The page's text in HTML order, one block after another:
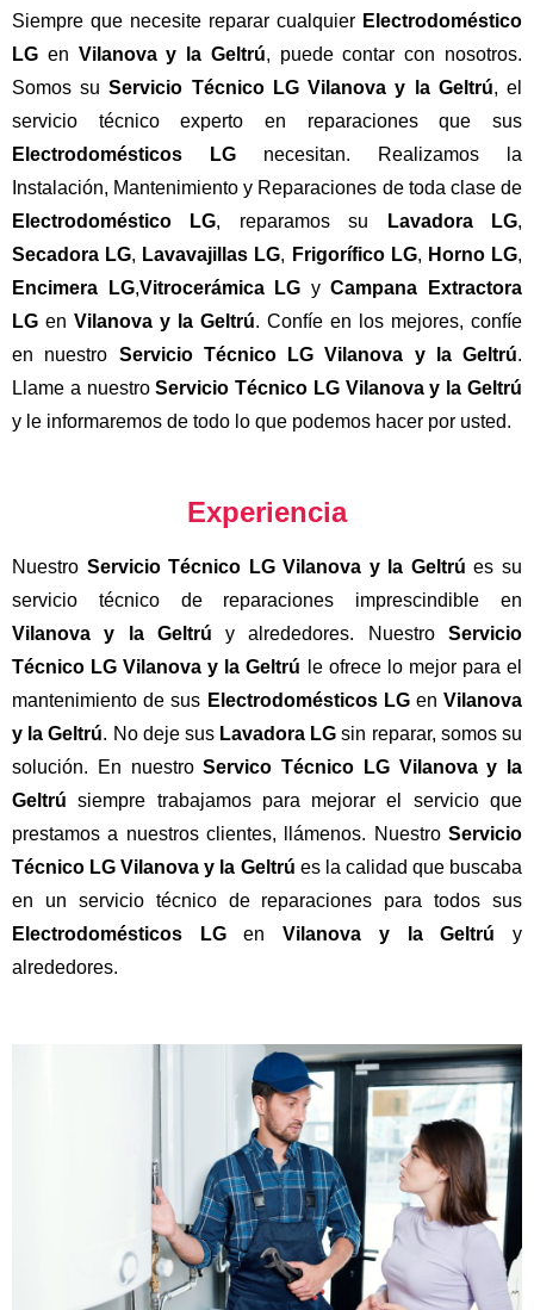
Siempre que necesite reparar cualquier Electrodoméstico
LG en Vilanova y la Geltrú, puede contar con nosotros.
Somos suServicio Técnico LG Vilanova y la Geltrú, el
servicio técnico experto en reparaciones que sus
Electrodomésticos LG necesitan. Realizamos la
Instalación, Mantenimiento y Reparaciones de toda clase de
Electrodoméstico LG, reparamos su Lavadora LG,
Secadora LG, Lavavajillas LG, Frigorífico LG, Horno LG,
Encimera LG,Vitrocerámica LG yCampana Extractora
LG en Vilanova y la Geltrú. Confíe en los mejores, confíe
en nuestro Servicio Técnico LG Vilanova y la Geltrú.
Llame a nuestroServicio Técnico LG Vilanova y la Geltrú
y le informaremos de todo lo que podemos hacer por usted.
Experiencia
Nuestro Servicio Técnico LG Vilanova y la Geltrú es su
servicio técnico de reparaciones imprescindible en
Vilanova y la Geltrú y alrededores. NuestroServicio
Técnico LG Vilanova y la Geltrú
le ofrece lo mejor para el
mantenimiento de sus Electrodomésticos LGenVilanova
y la Geltrú. No deje sus Lavadora LGsin reparar, somos su
solución. En nuestroServico Técnico LG Vilanova y la
Geltrúsiempre trabajamos para mejorar el servicio que
prestamos a nuestros clientes, llámenos. Nuestro Servicio
Técnico LG Vilanova y la Geltrú es la calidad que buscaba
en un servicio técnico de reparaciones para todos sus
Electrodomésticos LGenVilanova y la Geltrú y
alrededores.